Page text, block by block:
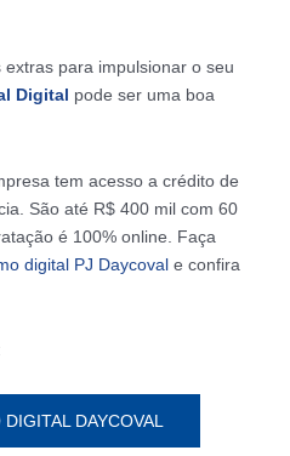
para impulsionar o seu
Digital pode ser uma boa
tem acesso a crédito de
São até R$ 400 mil com 60
é 100% online. Faça
digital PJ Daycoval e confira
DAYCOVAL